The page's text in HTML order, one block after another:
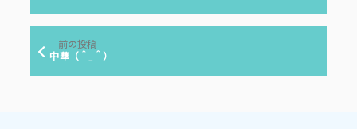
ナ
ー
前の投稿前
の
中華（＾_＾）